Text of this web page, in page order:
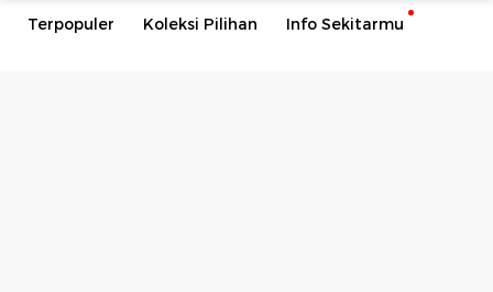
Terpopuler Koleksi Pilihan Info Sekitarmu